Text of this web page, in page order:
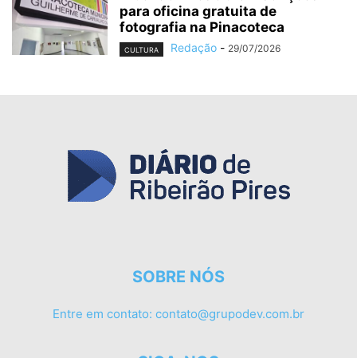
para oficina gratuita de
fotografia na Pinacoteca
CULTURA Redação - 29/07/2026
SOBRE NÓS
Entre em contato: contato@grupodev.com.br